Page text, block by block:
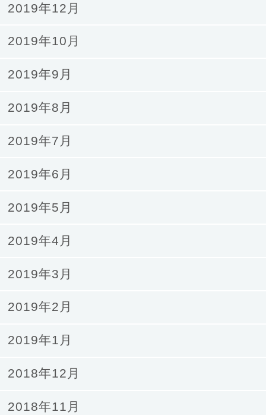
2019年12月
2019年10月
2019年9月
2019年8月
2019年7月
2019年6月
2019年5月
2019年4月
2019年3月
2019年2月
2019年1月
2018年12月
2018年11月